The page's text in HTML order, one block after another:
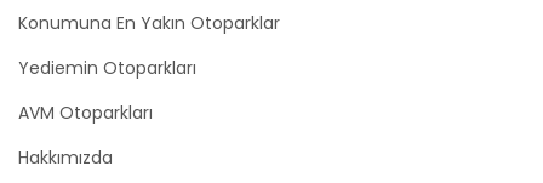
Konumuna En Yakın Otoparklar
Yediemin Otoparkları
AVM Otoparkları
Hakkımızda